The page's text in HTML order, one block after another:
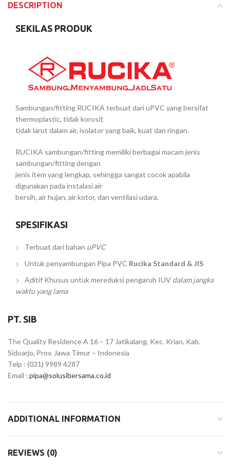
DESCRIPTION
SEKILAS PRODUK
Sambungan/fitting RUCIKA terbuat dariuPVC yang bersifat
thermoplastic, tidak korosif,
tidak larut dalam air, isolator yang baik, kuat dan ringan.
RUCIKA sambungan/fitting memiliki berbagai macam jenis
sambungan/fitting dengan
jenis item yang lengkap, sehingga sangat cocok apabila
digunakan pada instalasi air
bersih, air hujan, air kotor, dan ventilasi udara.
SPESIFIKASI
Terbuat dari bahan uPVC
Untuk penyambungan Pipa PVC Rucika Standard & JIS
Aditif Khusus untuk mereduksi pengaruh IUV dalam jangka
waktu yang lama
PT. SIB
The Quality Residence A 16 – 17 Jatikalang, Kec. Krian, Kab.
Sidoarjo, Prov. Jawa Timur – Indonesia
Telp : (031) 9989 4287
Email : pipa@solusibersama.co.id
ADDITIONAL INFORMATION
REVIEWS (0)